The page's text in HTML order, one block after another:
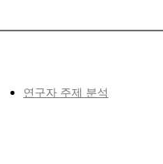
연구자 주제 분석